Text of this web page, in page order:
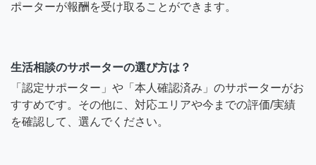
ポーターが報酬を受け取ることができます。
生活相談のサポーターの選び方は？
「認定サポーター」や「本人確認済み」のサポーターがお
すすめです。その他に、対応エリアや今までの評価/実績
を確認して、選んでください。